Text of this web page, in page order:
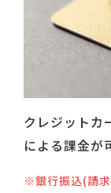
クレジットカ
による課金が
※銀行振込(請